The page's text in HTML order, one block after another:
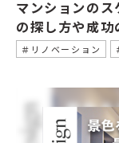
マンションの
の探し方や成
＃リノベーション